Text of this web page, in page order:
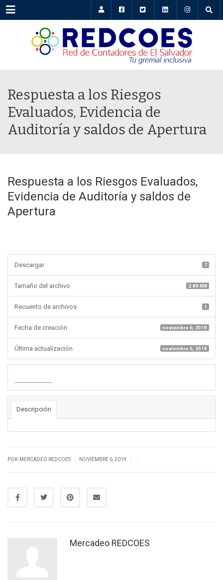
Menu
Respuesta a los Riesgos
Evaluados, Evidencia de
Auditoría y saldos de Apertura
Respuesta a los Riesgos Evaluados,
Evidencia de Auditoría y saldos de
Apertura
Descargar 7
Tamaño del archivo 2.89 MB
Recuento de archivos 1
Fecha de creación noviembre 6, 2019
Última actualización noviembre 6, 2019
Descripción
POR: MERCADEO REDCOES NOVIEMBRE 6, 2019
Mercadeo REDCOES